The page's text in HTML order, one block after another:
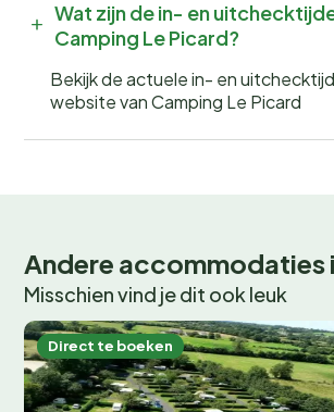
Wat zijn de in- en
Camping Le Picard?
Bekijk de actuele in- en
website van Camping Le Picard
Andere accommodaties
Misschien vind je dit ook leuk
Direct te boeken